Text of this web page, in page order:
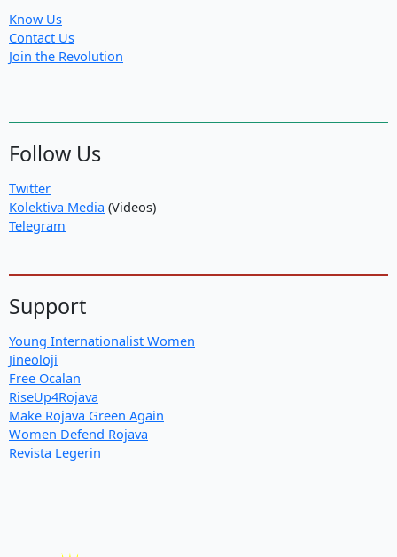
Know Us
Contact Us
Join the Revolution
Follow Us
Twitter
Kolektiva Media (Videos)
Telegram
Support
Young Internationalist Women
Jineoloji
Free Ocalan
RiseUp4Rojava
Make Rojava Green Again
Women Defend Rojava
Revista Legerin